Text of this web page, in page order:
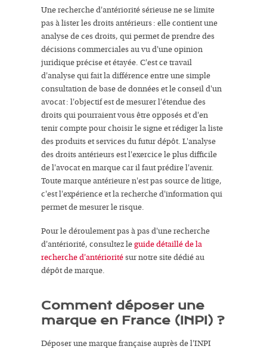
Une recherche d'antériorité sérieuse ne se limite
pas à lister les droits antérieurs : elle contient une
analyse de ces droits, qui permet de prendre des
décisions commerciales au vu d'une opinion
juridique précise et étayée. C'est ce travail
d'analyse qui fait la différence entre une simple
consultation de base de données et le conseil d'un
avocat : l'objectif est de mesurer l'étendue des
droits qui pourraient vous être opposés et d'en
tenir compte pour choisir le signe et rédiger la liste
des produits et services du futur dépôt. L'analyse
des droits antérieurs est l'exercice le plus difficile
de l'avocat en marque car il faut prédire l'avenir.
Toute marque antérieure n'est pas source de litige,
c'est l'expérience et la recherche d'information qui
permet de mesurer le risque.
Pour le déroulement pas à pas d'une recherche
d'antériorité, consultez leguide détaillé de la
recherche d'antérioritésur notre site dédié au
dépôt de marque.
Comment déposer une
marque en France (INPI) ?
Déposer une marque française auprès de l'INPI